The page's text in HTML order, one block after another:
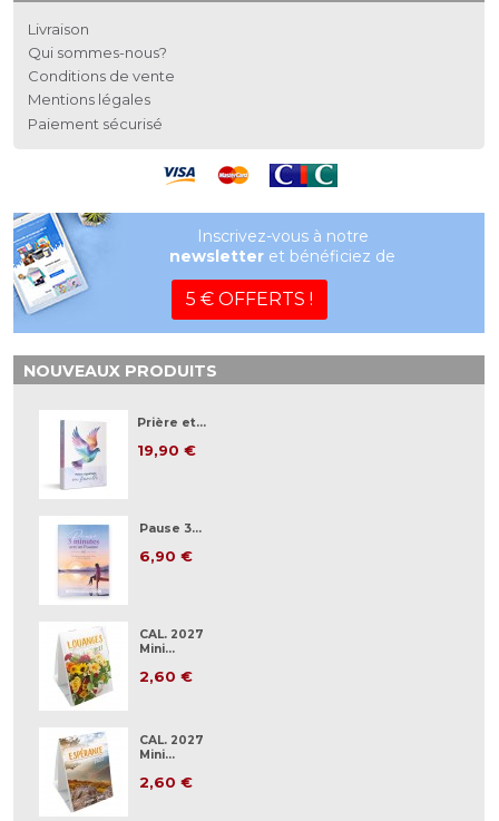
Livraison
Qui sommes-nous?
Conditions de vente
Mentions légales
Paiement sécurisé
Inscrivez-vous à notre
newsletter et bénéficiez de
5 € OFFERTS !
NOUVEAUX PRODUITS
Prière et...
19,90 €
Pause 3...
6,90 €
CAL. 2027
Mini...
2,60 €
CAL. 2027
Mini...
2,60 €